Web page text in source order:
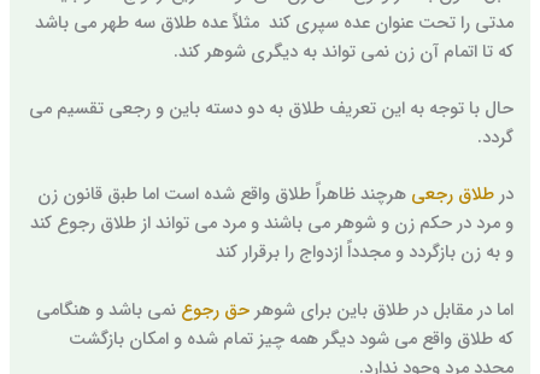
مدتی را تحت عنوان عده سپری کند مثلاً عده طلاق سه طهر می باشد
که تا اتمام آن زن نمی تواند به دیگری شوهر کند.
حال با توجه به این تعریف طلاق به دو دسته باین و رجعی تقسیم می
گردد.
درطلاق رجعیهرچند ظاهراً طلاق واقع شده است اما طبق قانون زن
و مرد در حکم زن و شوهر می باشند و مرد می تواند از طلاق رجوع کند
و به زن بازگردد و مجدداً ازدواج را برقرار کند
اما در مقابل در طلاق باین برای شوهرحق رجوع نمی باشد و هنگامی
که طلاق واقع می شود دیگر همه چیز تمام شده و امکان بازگشت
مجدد مرد وجود ندارد.